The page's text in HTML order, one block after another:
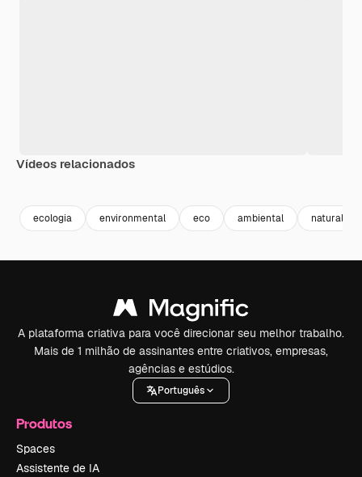
Vídeos relacionados
ecologia environmental eco ambiental natural
A plataforma criativa para você direcionar seu melhor trabalho.
Mais de 1 milhão de assinantes entre criativos, empresas,
agências e estúdios.
Português
Produtos
Spaces
Assistente de IA